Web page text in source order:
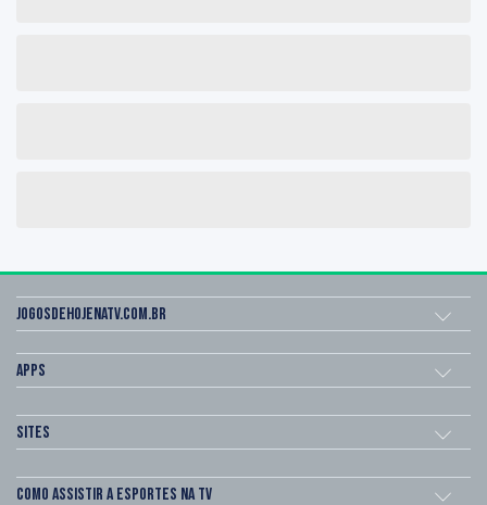
Jogosdehojenatv.com.br
Apps
Sites
Como assistir a esportes na TV